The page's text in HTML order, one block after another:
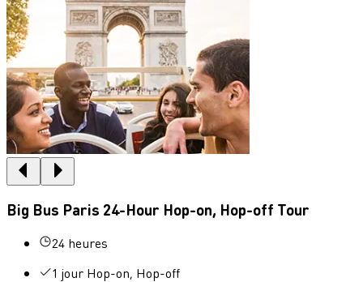
Big Bus Paris 24-Hour Hop-on, Hop-off Tour
24 heures
1 jour Hop-on, Hop-off